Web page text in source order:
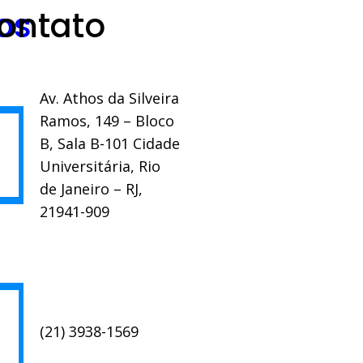
Av. Athos da Silveira
Ramos, 149 – Bloco
B, Sala B-101 Cidade
Universitária, Rio
de Janeiro – RJ,
21941-909
(21) 3938-1569